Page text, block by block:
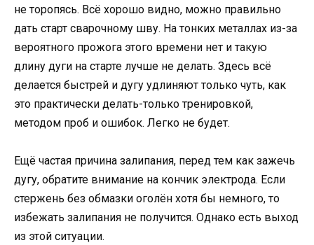
не торопясь. Всё хорошо видно, можно правильно
дать старт сварочному шву. На тонких металлах из-за
вероятного прожога этого времени нет и такую
длину дуги на старте лучше не делать. Здесь всё
делается быстрей и дугу удлиняют только чуть, как
это практически делать-только тренировкой,
методом проб и ошибок. Легко не будет.
Ещё частая причина залипания, перед тем как зажечь
дугу, обратите внимание на кончик электрода. Если
стержень без обмазки оголён хотя бы немного, то
избежать залипания не получится. Однако есть выход
из этой ситуации.